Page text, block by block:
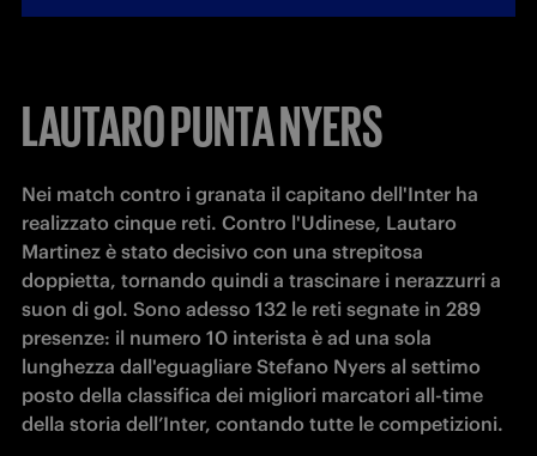
LAUTARO PUNTA NYERS
Nei match contro i granata il capitano dell'Inter ha
realizzato cinque reti. Contro l'Udinese, Lautaro
Martinez è stato decisivo con una strepitosa
doppietta, tornando quindi a trascinare i nerazzurri a
suon di gol. Sono adesso 132 le reti segnate in 289
presenze: il numero 10 interista è ad una sola
lunghezza dall'eguagliare Stefano Nyers al settimo
posto della classifica dei migliori marcatori all-time
della storia dell’Inter, contando tutte le competizioni.